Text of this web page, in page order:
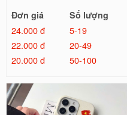
Đơn giá
Số lượng
24.000 đ
5-19
22.000 đ
20-49
20.000 đ
50-100